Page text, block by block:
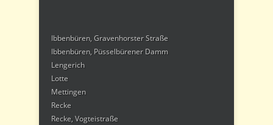
Ibbenbüren, Gravenhorster Straße
Ibbenbüren, Püsselbürener Damm
Lengerich
Lotte
Mettingen
Recke
Recke, Vogteistraße